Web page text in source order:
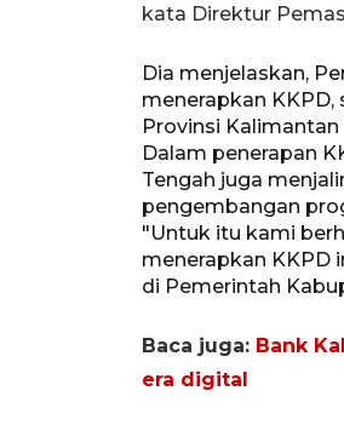
kata Direktur
Dia menjelaskan,
menerapkan
Provinsi
Dalam penerapan
Tengah juga
pengembangan
"Untuk itu kami
menerapkan KKPD
di Pemerintah
Baca juga: Bank
era digital